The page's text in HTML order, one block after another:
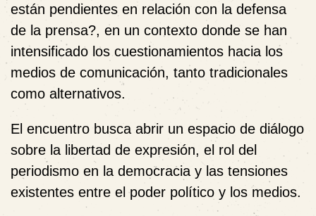
están pendientes en relación con la defensa
de la prensa?, en un contexto donde se han
intensificado los cuestionamientos hacia los
medios de comunicación, tanto tradicionales
como alternativos.
El encuentro busca abrir un espacio de diálogo
sobre la libertad de expresión, el rol del
periodismo en la democracia y las tensiones
existentes entre el poder político y los medios.